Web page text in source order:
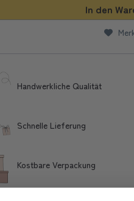
In den
Handwerkliche Qualität
Schnelle Lieferung
Kostbare Verpackung